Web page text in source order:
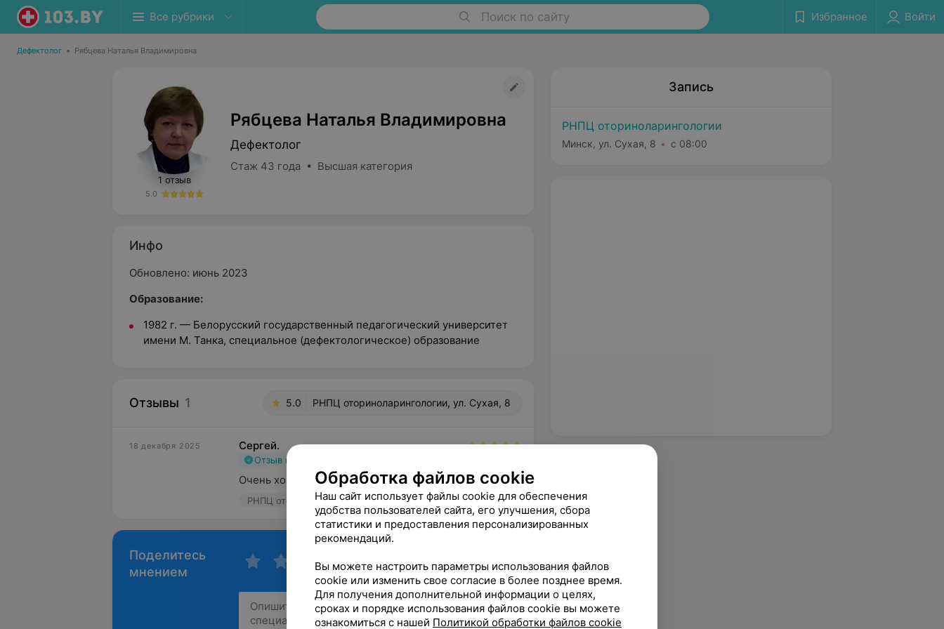
Все рубрики Поиск по сайту Избранное Войти
Дефектолог • Рябцева Наталья Владимировна
1 отзыв
5.0
Рябцева Наталья Владимировна
Дефектолог
Стаж 43 года • Высшая категория
Инфо
Обновлено: июнь 2023
Образование:
1982 г. — Белорусский государственный педагогический университет
имени М. Танка, специальное (дефектологическое) образование
Отзывы 1 5.0 РНПЦ оториноларингологии, ул. Сухая, 8
18 декабря 2025 Сергей.
Отзыв подтвержден
Очень хороший логопед. Рекомендую всем.
РНПЦ оториноларингологии, ул. Сухая, 8
Поделитесь
мнением
Запись
РНПЦ оториноларингологии
Минск, ул. Сухая, 8 с 08:00
Обработка файлов cookie
Наш сайт использует файлы cookie для обеспечения
удобства пользователей сайта, его улучшения, сбора
статистики и предоставления персонализированных
рекомендаций.
Вы можете настроить параметры использования файлов
cookie или изменить свое согласие в более позднее время.
Для получения дополнительной информации о целях,
сроках и порядке использования файлов cookie вы можете
ознакомиться с нашей Политикой обработки файлов cookie